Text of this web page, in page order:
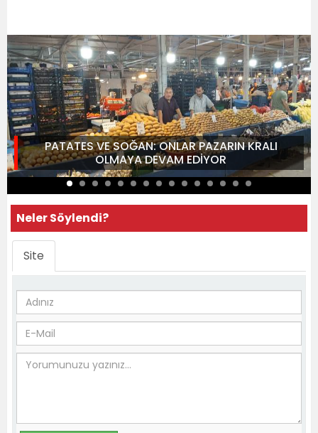
PATATES VE SOĞAN: ONLAR PAZARIN KRALI
OLMAYA DEVAM EDİYOR
Neler Söylendi?
Site